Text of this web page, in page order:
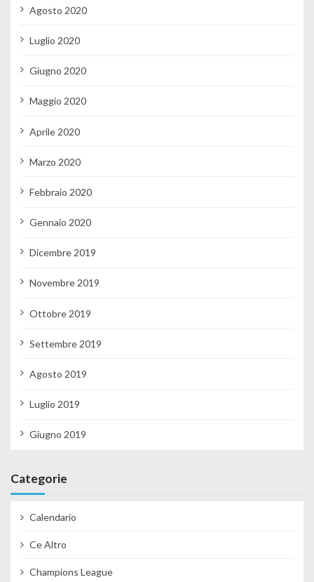
Agosto 2020
Luglio 2020
Giugno 2020
Maggio 2020
Aprile 2020
Marzo 2020
Febbraio 2020
Gennaio 2020
Dicembre 2019
Novembre 2019
Ottobre 2019
Settembre 2019
Agosto 2019
Luglio 2019
Giugno 2019
Categorie
Calendario
Ce Altro
Champions League